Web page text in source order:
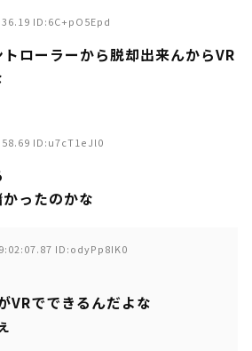
ID:6C+pO5Epd
ローラーから脱却出来んからVR
ID:u7cT1eJl0
ったのかな
ID:odyPp8IK0
VRでできるんだよな